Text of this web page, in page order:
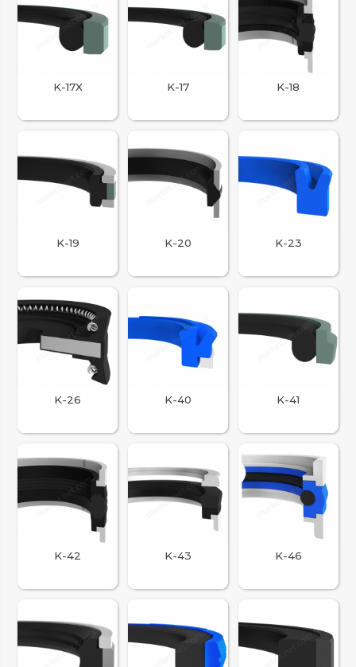
K-17X K-17 K-18
K-19 K-20 K-23
K-26 K-40 K-41
K-42 K-43 K-46